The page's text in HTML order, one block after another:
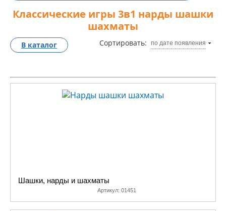
Классические игры 3в1 нарды шашки
шахматы
Сортировать: по дате появления
В каталог
Шашки, нарды и шахматы
Артикул: 01451